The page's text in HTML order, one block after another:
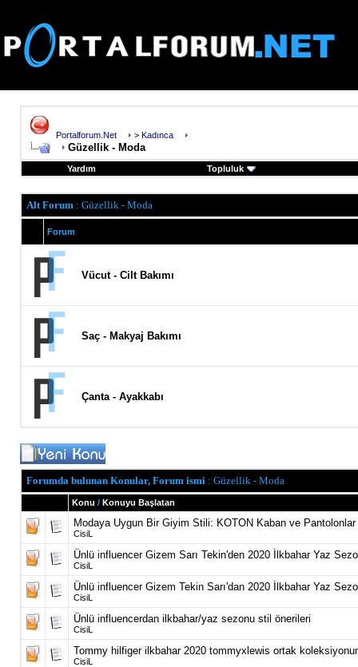
Portalforum.Net > Kadınca
Güzellik - Moda
Yardım Topluluk
Alt Forum : Güzellik - Moda
Forum
Vücut - Cilt Bakımı
Saç - Makyaj Bakımı
Çanta - Ayakkabı
Forumda bulunan Konular, Forum ismi : Güzellik - Moda
Konu / Konuyu Başlatan
Modaya Uygun Bir Giyim Stili: KOTON Kaban ve Pantolonlar
CisiL
Ünlü influencer Gizem Sarı Tekin'den 2020 İlkbahar Yaz
CisiL
Ünlü influencer Gizem Tekin Sarı'dan 2020 İlkbahar Yaz
CisiL
Ünlü influencerdan ilkbahar/yaz sezonu stil önerileri
CisiL
Tommy hilfiger ilkbahar 2020 tommyxlewis ortak
CisiL